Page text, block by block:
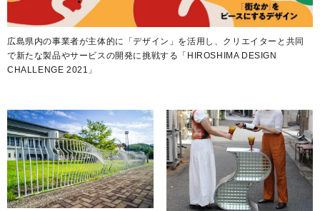
広島県内の事業者が主体的に「デザイン」を活用し、クリエイターと共同
で新たな製品やサービスの開発に挑戦する「HIROSHIMA DESIGN
CHALLENGE 2021」